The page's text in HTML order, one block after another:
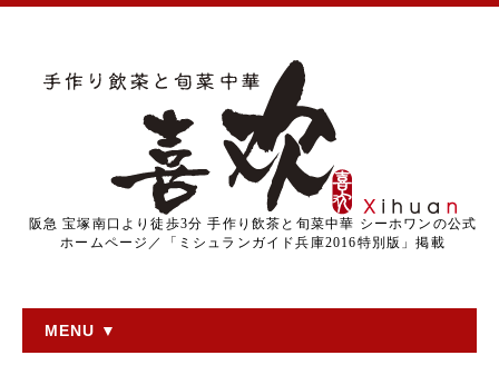
阪急 宝塚南口より徒歩3分 手作り飲茶と旬菜中華 シーホワンの公式
ホームページ／「ミシュランガイド兵庫2016特別版」掲載
MENU ▼